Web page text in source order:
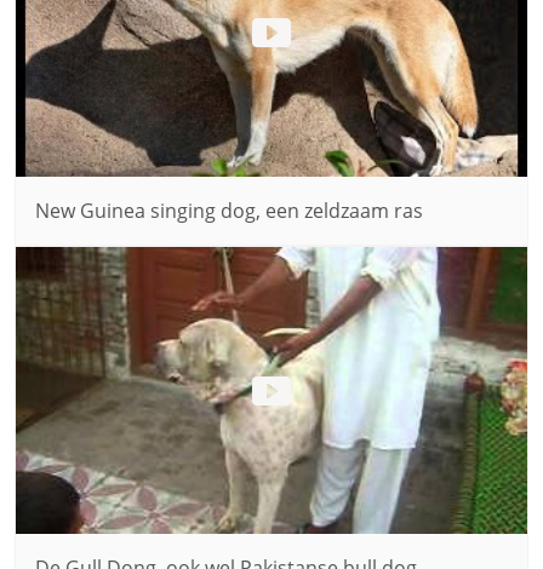
New Guinea singing dog, een zeldzaam ras